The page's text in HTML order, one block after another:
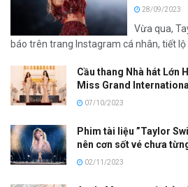
28/09/2023
Vừa qua,
báo trên trang Instagram cá nhân, tiết lộ
Cầu thang Nhà hát Lớn
Miss Grand
07/10/2023
Phim tài liệu ”Taylor
nên cơn sốt vé chưa
02/11/2023